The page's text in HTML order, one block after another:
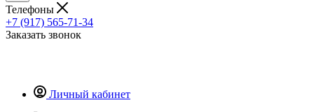
Телефоны
+7 (917) 565-71-34
Заказать звонок
Личный кабинет